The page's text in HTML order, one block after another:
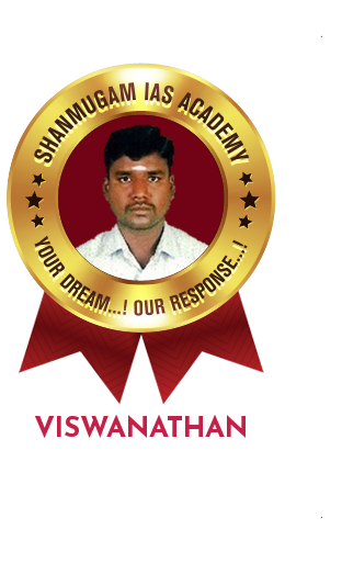
VISWANATHAN
.
.